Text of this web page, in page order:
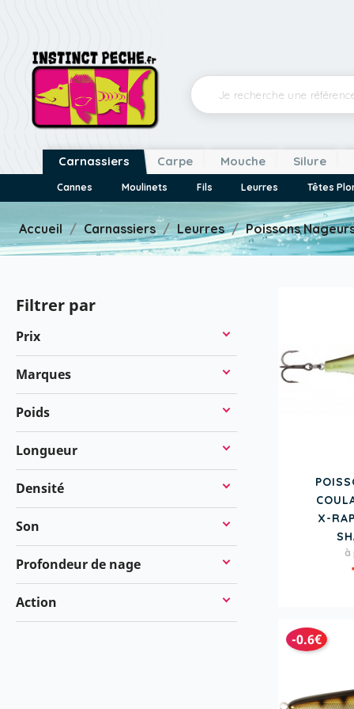
Carnassiers Carpe Mouche Silure
Cannes Moulinets Fils Leurres Têtes
Accueil Carnassiers Leurres Poissons
Filtrer par
Prix
Marques
Poids
Longueur
Densité
Son
Profondeur de nage
Action
X-
à
-0.6€